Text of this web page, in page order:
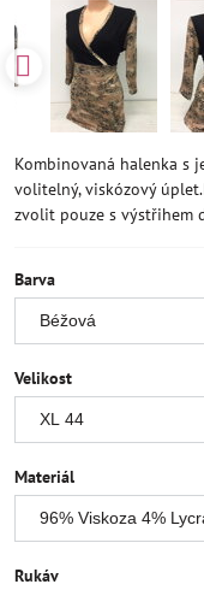
Kombinovaná halenka s
volitelný, viskózový
zvolit pouze s výstřihem
Barva
Velikost
Materiál
Rukáv